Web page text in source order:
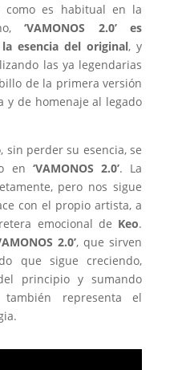
como es habitual en la
‘VAMONOS 2.0’ es
esencia del original, y
las ya legendarias
de la primera versión
y de homenaje al legado
sin perder su esencia, se
en ‘VAMONOS 2.0’. La
pero nos sigue
con el propio artista, a
emocional de Keo.
2.0’, que sirven
que sigue creciendo,
principio y sumando
también representa el